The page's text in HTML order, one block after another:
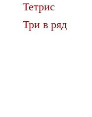
Тетрис
Три в ряд